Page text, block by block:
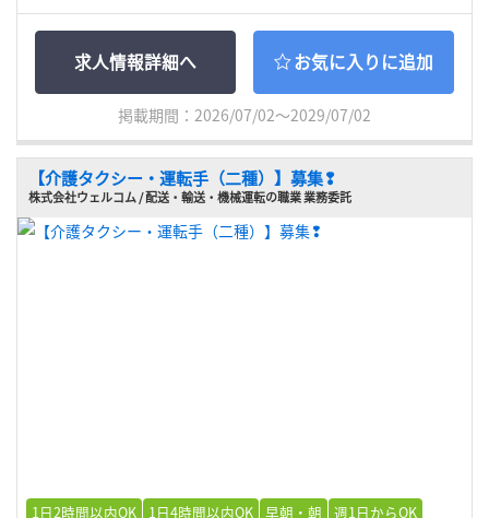
求人情報詳細へ お気に入りに追加
掲載期間：2026/07/02～2029/07/02
【介護タクシー・運転手（二種）】募集❢
株式会社ウェルコム / 配送・輸送・機械運転の職業 業務委託
1日2時間以内OK 1日4時間以内OK 早朝・朝
週1日からOK